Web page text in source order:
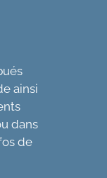
ainsi
dans
de